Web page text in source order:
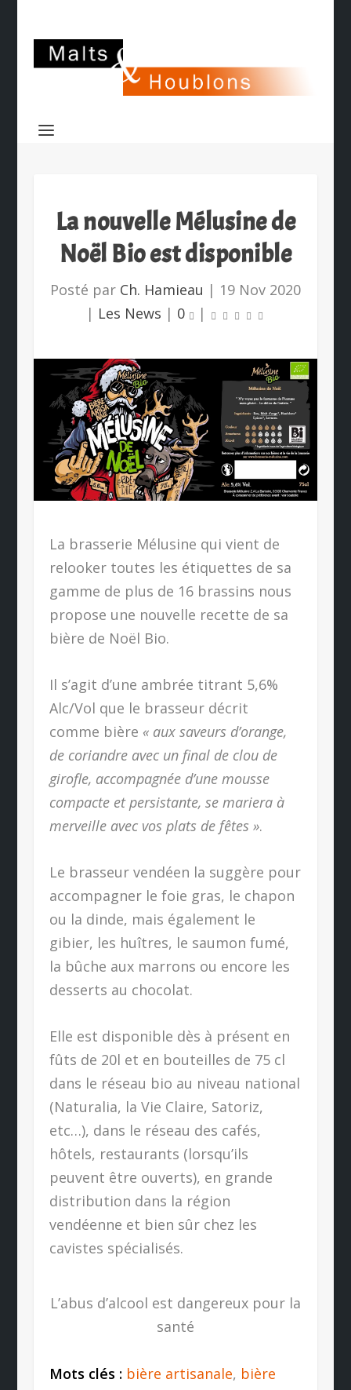
La nouvelle Mélusine de
Noël Bio est disponible
Posté par Ch. Hamieau | 19 Nov 2020
| Les News | 0 |
La brasserie Mélusine qui vient de
relooker toutes les étiquettes de sa
gamme de plus de 16 brassins nous
propose une nouvelle recette de sa
bière de Noël Bio.
Il s’agit d’une ambrée titrant 5,6%
Alc/Vol que le brasseur décrit
comme bière « aux saveurs d’orange,
de coriandre avec un final de clou de
girofle, accompagnée d’une mousse
compacte et persistante, se mariera à
merveille avec vos plats de fêtes ».
Le brasseur vendéen la suggère pour
accompagner le foie gras, le chapon
ou la dinde, mais également le
gibier, les huîtres, le saumon fumé,
la bûche aux marrons ou encore les
desserts au chocolat.
Elle est disponible dès à présent en
fûts de 20l et en bouteilles de 75 cl
dans le réseau bio au niveau national
(Naturalia, la Vie Claire, Satoriz,
etc…), dans le réseau des cafés,
hôtels, restaurants (lorsqu’ils
peuvent être ouverts), en grande
distribution dans la région
vendéenne et bien sûr chez les
cavistes spécialisés.
L’abus d’alcool est dangereux pour la
santé
Mots clés : bière artisanale, bière